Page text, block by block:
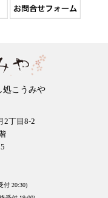
処こうみや
2丁目8-2
付 20:30)